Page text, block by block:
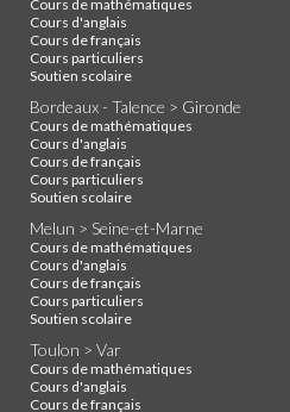
Cours de mathématiques
Cours d'anglais
Cours de français
Cours particuliers
Soutien scolaire
Bordeaux - Talence > Gironde
Cours de mathématiques
Cours d'anglais
Cours de français
Cours particuliers
Soutien scolaire
Melun > Seine-et-Marne
Cours de mathématiques
Cours d'anglais
Cours de français
Cours particuliers
Soutien scolaire
Toulon > Var
Cours de mathématiques
Cours d'anglais
Cours de français